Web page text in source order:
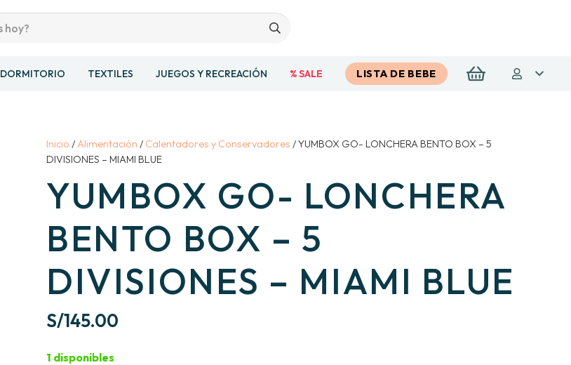
DORMITORIO TEXTILES JUEGOS Y RECREACIÓN % SALE LISTA DE BEBE
Inicio /Alimentación / Calentadores y Conservadores / YUMBOX GO- LONCHERA BENTO BOX – 5
DIVISIONES – MIAMI BLUE
YUMBOX GO- LONCHERA
BENTO BOX – 5
DIVISIONES – MIAMI BLUE
S/145.00
1 disponibles